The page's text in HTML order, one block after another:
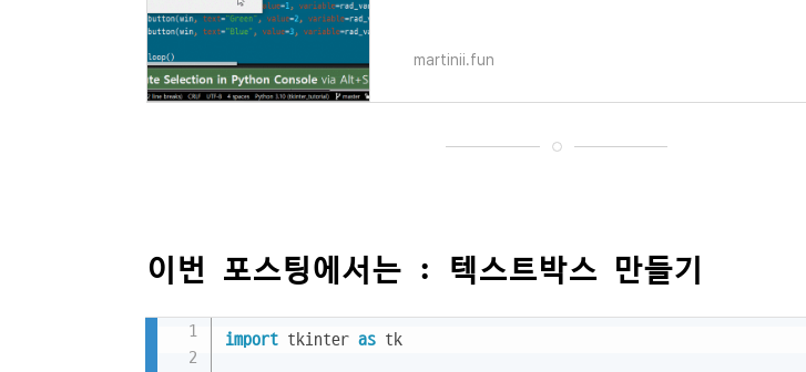
martinii.fun
이번 포스팅에서는 : 텍스트박스 만들기
import tkinter as tk